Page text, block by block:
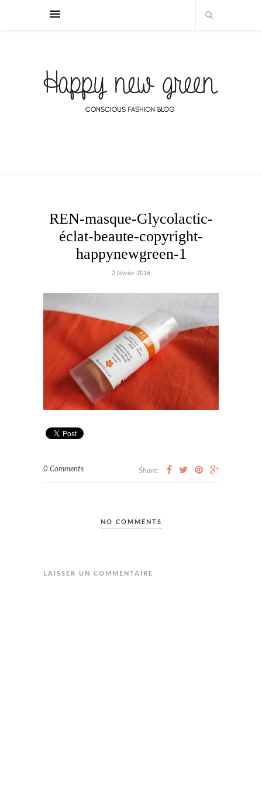
REN-masque-Glycolactic-
éclat-beaute-copyright-
happynewgreen-1
2 février 2016
0 Comments Share:
NO COMMENTS
LAISSER UN COMMENTAIRE